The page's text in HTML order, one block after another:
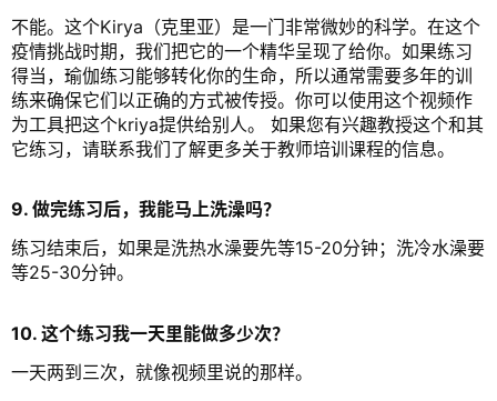
萨
古
鲁
瑜
伽
冥
想
慧
课
不能。这个Kirya（克里亚）是一门非常微妙的科学。在这个
疫情挑战时期，我们把它的一个精华呈现了给你。如果练习
得当，瑜伽练习能够转化你的生命，所以通常需要多年的训
练来确保它们以正确的方式被传授。你可以使用这个视频作
为工具把这个kriya提供给别人。 如果您有兴趣教授这个和其
它练习，请联系我们了解更多关于教师培训课程的信息。
9. 做完练习后，我能马上洗澡吗？
练习结束后，如果是洗热水澡要先等15-20分钟；洗冷水澡要
等25-30分钟。
10. 这个练习我一天里能做多少次？
一天两到三次，就像视频里说的那样。